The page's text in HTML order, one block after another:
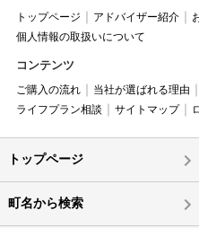
トップページ アドバイザー紹介
個人情報の取扱いについて
コンテンツ
ご購入の流れ 当社が選ばれる理由
ライフプラン相談
サイトマップ
トップページ
町名から検索